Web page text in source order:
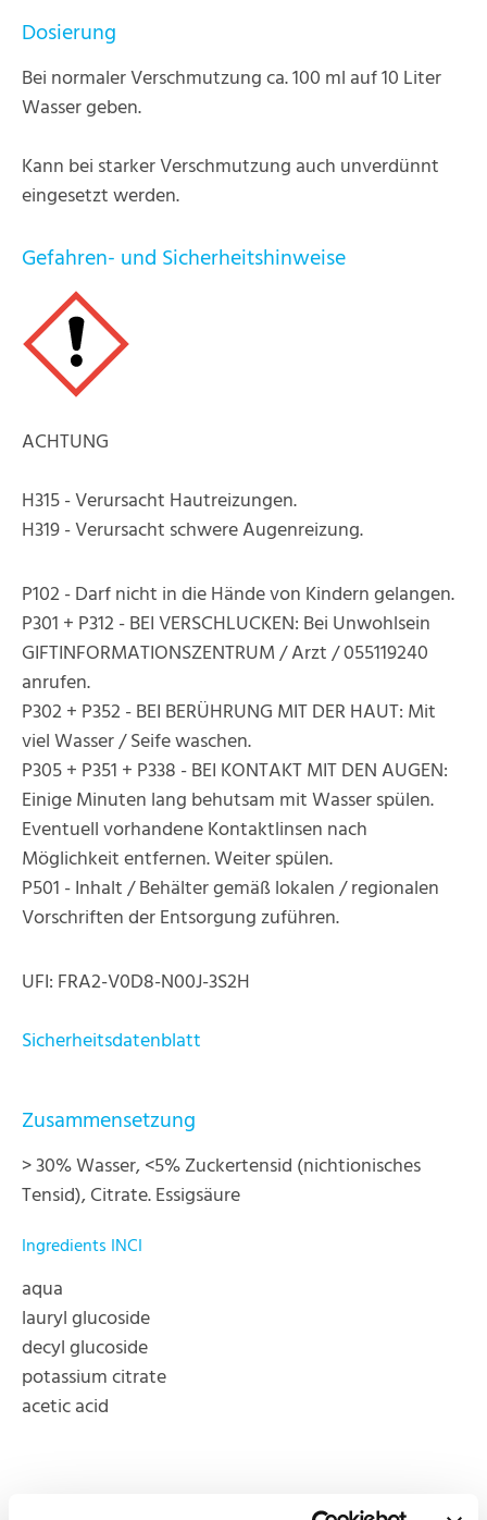
Dosierung
Bei normaler Verschmutzung ca. 100 ml auf 10 Liter
Wasser geben.
Kann bei starker Verschmutzung auch unverdünnt
eingesetzt werden.
Gefahren- und Sicherheitshinweise
ACHTUNG
H315 - Verursacht Hautreizungen.
H319 - Verursacht schwere Augenreizung.
P102 - Darf nicht in die Hände von Kindern gelangen.
P301 + P312 - BEI VERSCHLUCKEN: Bei Unwohlsein
GIFTINFORMATIONSZENTRUM / Arzt / 055119240
anrufen.
P302 + P352 - BEI BERÜHRUNG MIT DER HAUT: Mit
viel Wasser / Seife waschen.
P305 + P351 + P338 - BEI KONTAKT MIT DEN AUGEN:
Einige Minuten lang behutsam mit Wasser spülen.
Eventuell vorhandene Kontaktlinsen nach
Möglichkeit entfernen. Weiter spülen.
P501 - Inhalt / Behälter gemäß lokalen / regionalen
Vorschriften der Entsorgung zuführen.
UFI: FRA2-V0D8-N00J-3S2H
Sicherheitsdatenblatt
Zusammensetzung
> 30% Wasser, <5% Zuckertensid (nichtionisches
Tensid), Citrate. Essigsäure
Ingredients INCI
aqua
lauryl glucoside
decyl glucoside
potassium citrate
acetic acid